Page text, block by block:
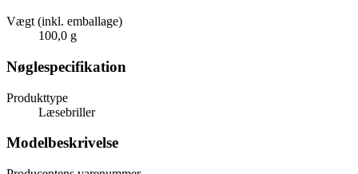
Vægt (inkl. emballage)
100,0 g
Nøglespecifikation
Produkttype
Læsebriller
Modelbeskrivelse